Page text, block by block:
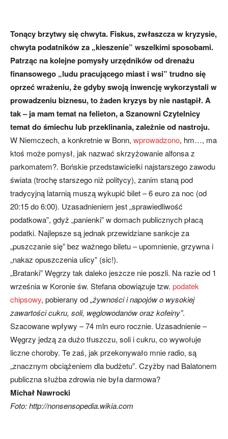
Tonący brzytwy się chwyta. Fiskus, zwłaszcza w kryzysie,
chwyta podatników za „kieszenie” wszelkimi sposobami.
Patrząc na kolejne pomysły urzędników od drenażu
finansowego „ludu pracującego miast i wsi” trudno się
oprzeć wrażeniu, że gdyby swoją inwencję wykorzystali w
prowadzeniu biznesu, to żaden kryzys by nie nastąpił. A
tak – ja mam temat na felieton, a Szanowni Czytelnicy
temat do śmiechu lub przeklinania, zależnie od nastroju.
W Niemczech, a konkretnie w Bonn, wprowadzono, hm…, ma
ktoś może pomysł, jak nazwać skrzyżowanie alfonsa z
parkomatem?. Bońskie przedstawicielki najstarszego zawodu
świata (trochę starszego niż politycy), zanim staną pod
tradycyjną latarnią muszą wykupić bilet – 6 euro za noc (od
20:15 do 6:00). Uzasadnieniem jest „sprawiedliwość
podatkowa”, gdyż „panienki” w domach publicznych płacą
podatki. Najlepsze są jednak przewidziane sankcje za
„puszczanie się” bez ważnego biletu – upomnienie, grzywna i
„nakaz opuszczenia ulicy” (sic!).
„Bratanki” Węgrzy tak daleko jeszcze nie poszli. Na razie od 1
września w Koronie św. Stefana obowiązuje tzw. podatek
chipsowy, pobierany od„żywności i napojów o wysokiej
zawartości cukru, soli, węglowodanów oraz kofeiny”.
Szacowane wpływy – 74 mln euro rocznie. Uzasadnienie –
Węgrzy jedzą za dużo tłuszczu, soli i cukru, co wywołuje
liczne choroby. Te zaś, jak przekonywało mnie radio, są
„znacznym obciążeniem dla budżetu”. Czyżby nad Balatonem
publiczna służba zdrowia nie była darmowa?
Michał Nawrocki
Foto: http://nonsensopedia.wikia.com